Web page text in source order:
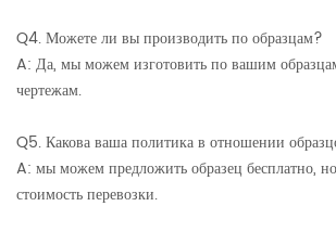
Q4. Можете ли вы производить по образцам?
A: Да, мы можем изготовить по вашим
чертежам.
Q5. Какова ваша политика в отношении
A: мы можем предложить образец бесплатно,
стоимость перевозки.